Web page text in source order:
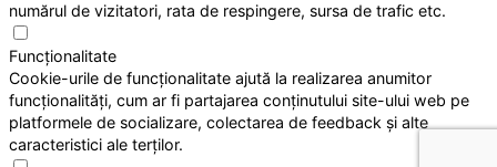
numărul de vizitatori, rata de respingere, sursa de trafic etc.
Funcționalitate
Cookie-urile de funcționalitate ajută la realizarea anumitor
funcționalități, cum ar fi partajarea conținutului site-ului web pe
platformele de socializare, colectarea de feedback și alte
caracteristici ale terților.